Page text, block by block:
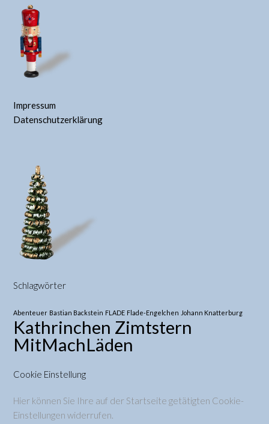
Impressum
Datenschutzerklärung
Schlagwörter
Abenteuer Bastian Backstein FLADE Flade-Engelchen Johann Knatterburg
Kathrinchen Zimtstern
MitMachLäden
Cookie Einstellung
Hier können Sie Ihre auf der Startseite getätigten Cookie-
Einstellungen widerrufen.